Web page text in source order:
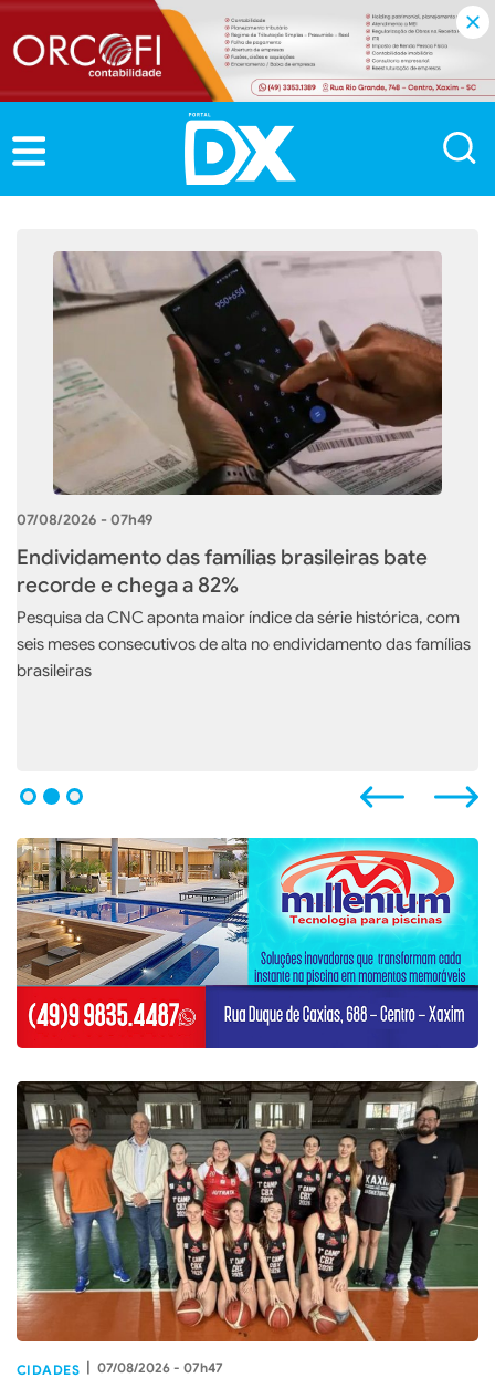
07/08/2026 - 07h49
Endividamento das famílias brasileiras bate
recorde e chega a 82%
Pesquisa da CNC aponta maior índice da série histórica, com
seis meses consecutivos de alta no endividamento das famílias
brasileiras
CIDADES | 07/08/2026 - 07h47